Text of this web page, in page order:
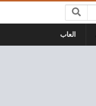
العاب